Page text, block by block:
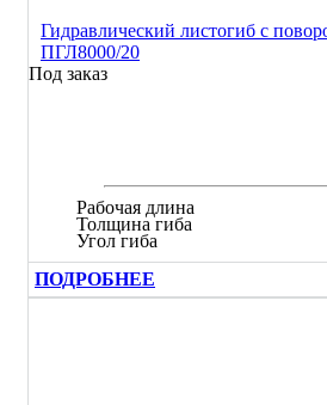
Гидравлический листогиб с
ПГЛ8000/20
Под заказ
Рабочая длина
Толщина гиба
Угол гиба
ПОДРОБНЕЕ